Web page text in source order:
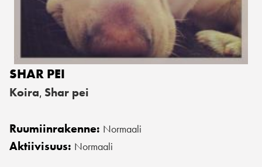
SHAR PEI
Koira, Shar pei
Ruumiinrakenne: Normaali
Aktiivisuus: Normaali